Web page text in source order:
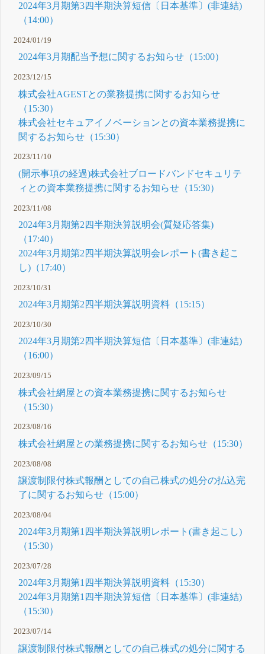
2024年3月期第3四半期決算短信〔日本基準〕(非連結)
（14:00）
2024/01/19
2024年3月期配当予想に関するお知らせ（15:00）
2023/12/15
株式会社AGESTとの業務提携に関するお知らせ
（15:30）
株式会社セキュアイノベーションとの資本業務提携に
関するお知らせ（15:30）
2023/11/10
(開示事項の経過)株式会社ブロードバンドセキュリテ
ィとの資本業務提携に関するお知らせ（15:30）
2023/11/08
2024年3月期第2四半期決算説明会(質疑応答集)
（17:40）
2024年3月期第2四半期決算説明会レポート(書き起こ
し)（17:40）
2023/10/31
2024年3月期第2四半期決算説明資料（15:15）
2023/10/30
2024年3月期第2四半期決算短信〔日本基準〕(非連結)
（16:00）
2023/09/15
株式会社網屋との資本業務提携に関するお知らせ
（15:30）
2023/08/16
株式会社網屋との業務提携に関するお知らせ（15:30）
2023/08/08
譲渡制限付株式報酬としての自己株式の処分の払込完
了に関するお知らせ（15:00）
2023/08/04
2024年3月期第1四半期決算説明レポート(書き起こし)
（15:30）
2023/07/28
2024年3月期第1四半期決算説明資料（15:30）
2024年3月期第1四半期決算短信〔日本基準〕(非連結)
（15:30）
2023/07/14
譲渡制限付株式報酬としての自己株式の処分に関する